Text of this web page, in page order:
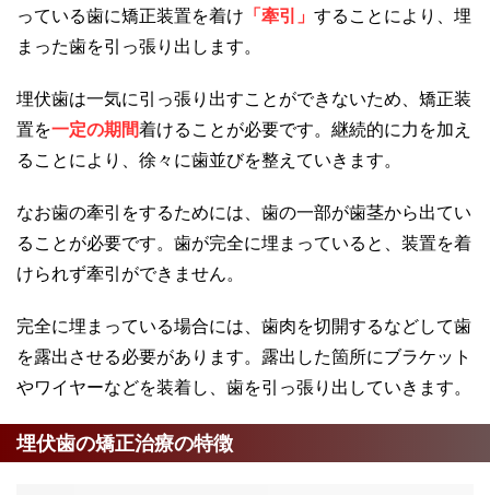
っている歯に矯正装置を着け 「牽引」 することにより、埋
まった歯を引っ張り出します。
埋伏歯は一気に引っ張り出すことができないため、矯正装
置を一定の期間着けることが必要です。継続的に力を加え
ることにより、徐々に歯並びを整えていきます。
なお歯の牽引をするためには、歯の一部が歯茎から出てい
ることが必要です。歯が完全に埋まっていると、装置を着
けられず牽引ができません。
完全に埋まっている場合には、歯肉を切開するなどして歯
を露出させる必要があります。露出した箇所にブラケット
やワイヤーなどを装着し、歯を引っ張り出していきます。
埋伏歯の矯正治療の特徴